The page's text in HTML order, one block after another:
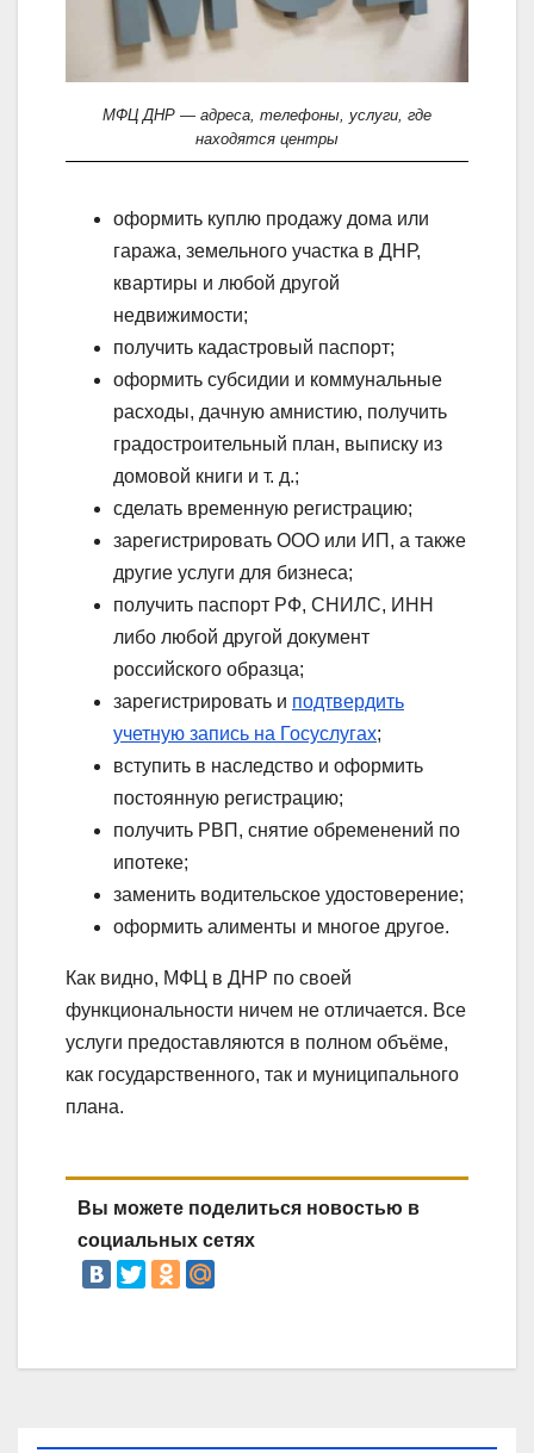
МФЦ ДНР — адреса, телефоны, услуги, где
находятся центры
оформить куплю продажу дома или
гаража, земельного участка в ДНР,
квартиры и любой другой
недвижимости;
получить кадастровый паспорт;
оформить субсидии и коммунальные
расходы, дачную амнистию, получить
градостроительный план, выписку из
домовой книги и т. д.;
сделать временную регистрацию;
зарегистрировать ООО или ИП, а также
другие услуги для бизнеса;
получить паспорт РФ, СНИЛС, ИНН
либо любой другой документ
российского образца;
зарегистрировать и подтвердить
учетную запись на Госуслугах;
вступить в наследство и оформить
постоянную регистрацию;
получить РВП, снятие обременений по
ипотеке;
заменить водительское удостоверение;
оформить алименты и многое другое.
Как видно, МФЦ в ДНР по своей
функциональности ничем не отличается. Все
услуги предоставляются в полном объёме,
как государственного, так и муниципального
плана.
Вы можете поделиться новостью в
социальных сетях